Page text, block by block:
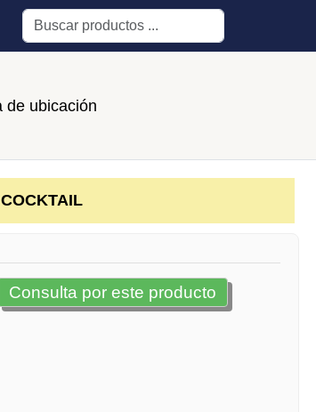
Buscar
de ubicación
Consulta por este producto